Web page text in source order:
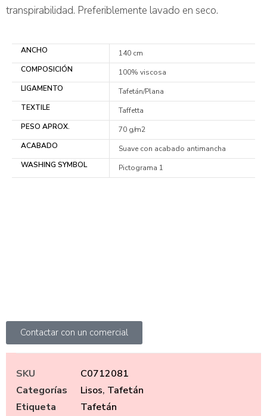
transpirabilidad. Preferiblemente lavado en seco.
ANCHO
140 cm
COMPOSICIÓN
100% viscosa
LIGAMENTO
Tafetán/Plana
TEXTILE
Taffetta
PESO APROX.
70 g/m2
ACABADO
Suave con acabado antimancha
WASHING SYMBOL
Pictograma 1
Contactar con un comercial
SKU
C0712081
Categorías
Lisos, Tafetán
Etiqueta
Tafetán